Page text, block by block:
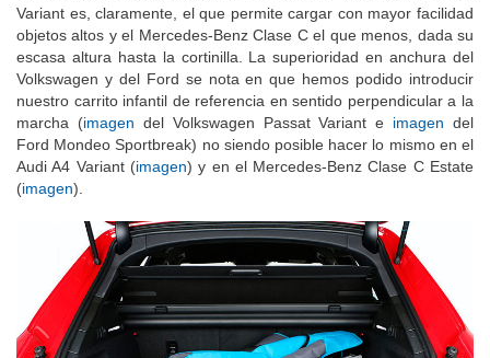
Variant es, claramente, el que permite cargar con mayor facilidad
objetos altos y el Mercedes-Benz Clase C el que menos, dada su
escasa altura hasta la cortinilla. La superioridad en anchura del
Volkswagen y del Ford se nota en que hemos podido introducir
nuestro carrito infantil de referencia en sentido perpendicular a la
marcha (imagen del Volkswagen Passat Variant e imagen del
Ford Mondeo Sportbreak) no siendo posible hacer lo mismo en el
Audi A4 Variant (imagen) y en el Mercedes-Benz Clase C Estate
(imagen).